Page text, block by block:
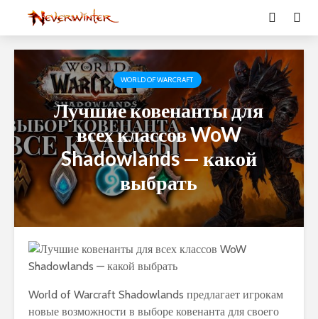
WORLD OF WARCRAFT
Лучшие ковенанты для
всех классов WoW
Shadowlands — какой
выбрать
World of Warcraft Shadowlands предлагает игрокам
новые возможности в выборе ковенанта для своего